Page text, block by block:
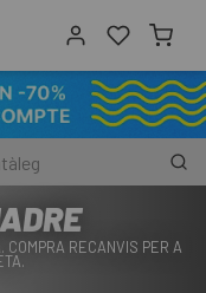
COMPRA RECANVIS PER A